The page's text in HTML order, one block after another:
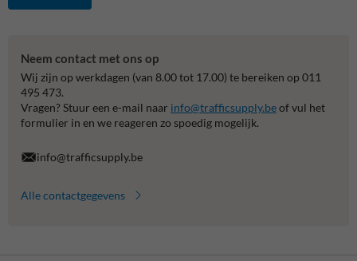
Neem contact met ons op
Wij zijn op werkdagen (van 8.00 tot 17.00) te bereiken op 011
495 473.
Vragen? Stuur een e-mail naar info@trafficsupply.beof vul het
formulier in en we reageren zo spoedig mogelijk.
info@trafficsupply.be
Alle contactgegevens